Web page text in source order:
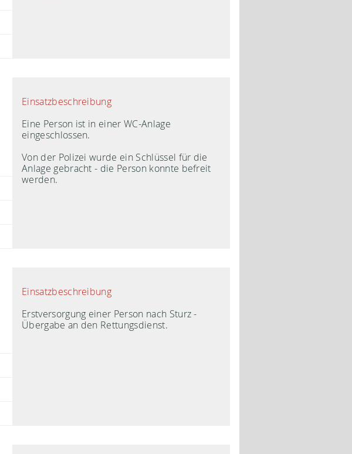
Einsatzbeschreibung
Eine Person ist in einer WC-Anlage
eingeschlossen.
Von der Polizei wurde ein Schlüssel für die
Anlage gebracht - die Person konnte befreit
werden.
Einsatzbeschreibung
Erstversorgung einer Person nach Sturz -
Übergabe an den Rettungsdienst.